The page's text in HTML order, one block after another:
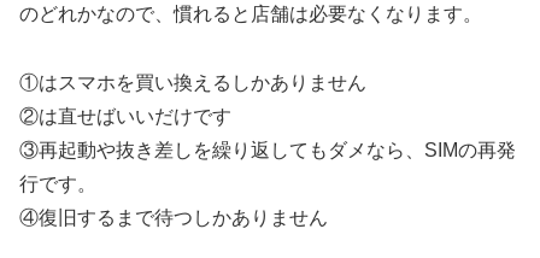
のどれかなので、慣れると店舗は必要なくなります。
①はスマホを買い換えるしかありません
②は直せばいいだけです
③再起動や抜き差しを繰り返してもダメなら、SIMの再発
行です。
④復旧するまで待つしかありません